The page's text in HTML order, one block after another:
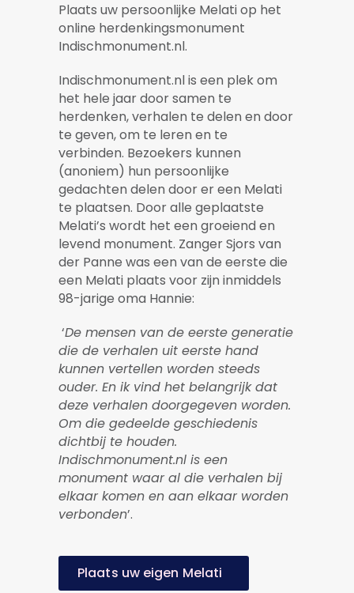
Plaats uw persoonlijke Melati op het
online herdenkingsmonument
Indischmonument.nl.
Indischmonument.nl is een plek om
het hele jaar door samen te
herdenken, verhalen te delen en door
te geven, om te leren en te
verbinden. Bezoekers kunnen
(anoniem) hun persoonlijke
gedachten delen door er een Melati
te plaatsen. Door alle geplaatste
Melati’s wordt het een groeiend en
levend monument. Zanger Sjors van
der Panne was een van de eerste die
een Melati plaats voor zijn inmiddels
98-jarige oma Hannie:
‘De mensen van de eerste generatie
die de verhalen uit eerste hand
kunnen vertellen worden steeds
ouder. En ik vind het belangrijk dat
deze verhalen doorgegeven worden.
Om die gedeelde geschiedenis
dichtbij te houden.
Indischmonument.nl is een
monument waar al die verhalen bij
elkaar komen en aan elkaar worden
verbonden’.
Plaats uw eigen Melati